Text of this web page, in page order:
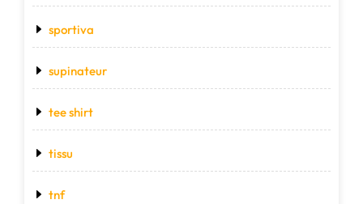
sportiva
supinateur
tee shirt
tissu
tnf